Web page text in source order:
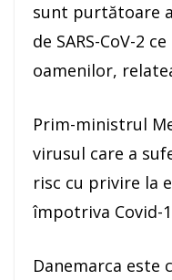
sunt purtătoare
de SARS-CoV-2
oamenilor,
Prim-ministrul
virusul care a
risc cu privire la
împotriva Covid-
Danemarca este